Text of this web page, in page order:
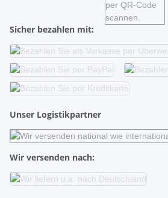
Sicher bezahlen mit:
Unser Logistikpartner
Wir versenden nach: